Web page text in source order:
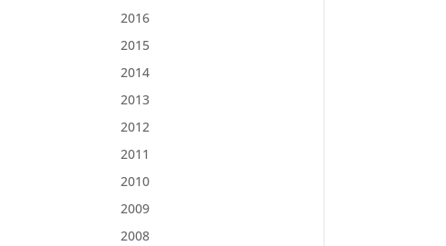
2016
2015
2014
2013
2012
2011
2010
2009
2008